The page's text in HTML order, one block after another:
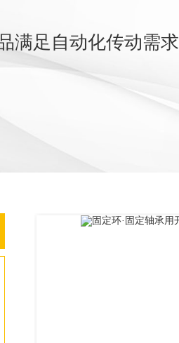
满足自动化传动需求